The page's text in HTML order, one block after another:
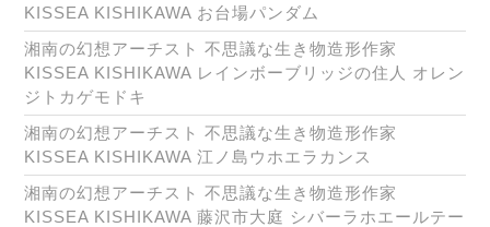
KISSEA KISHIKAWA お台場パンダム
湘南の幻想アーチスト 不思議な生き物造形作家
KISSEA KISHIKAWA レインボーブリッジの住人 オレン
ジトカゲモドキ
湘南の幻想アーチスト 不思議な生き物造形作家
KISSEA KISHIKAWA 江ノ島ウホエラカンス
湘南の幻想アーチスト 不思議な生き物造形作家
KISSEA KISHIKAWA 藤沢市大庭 シバーラホエールテー